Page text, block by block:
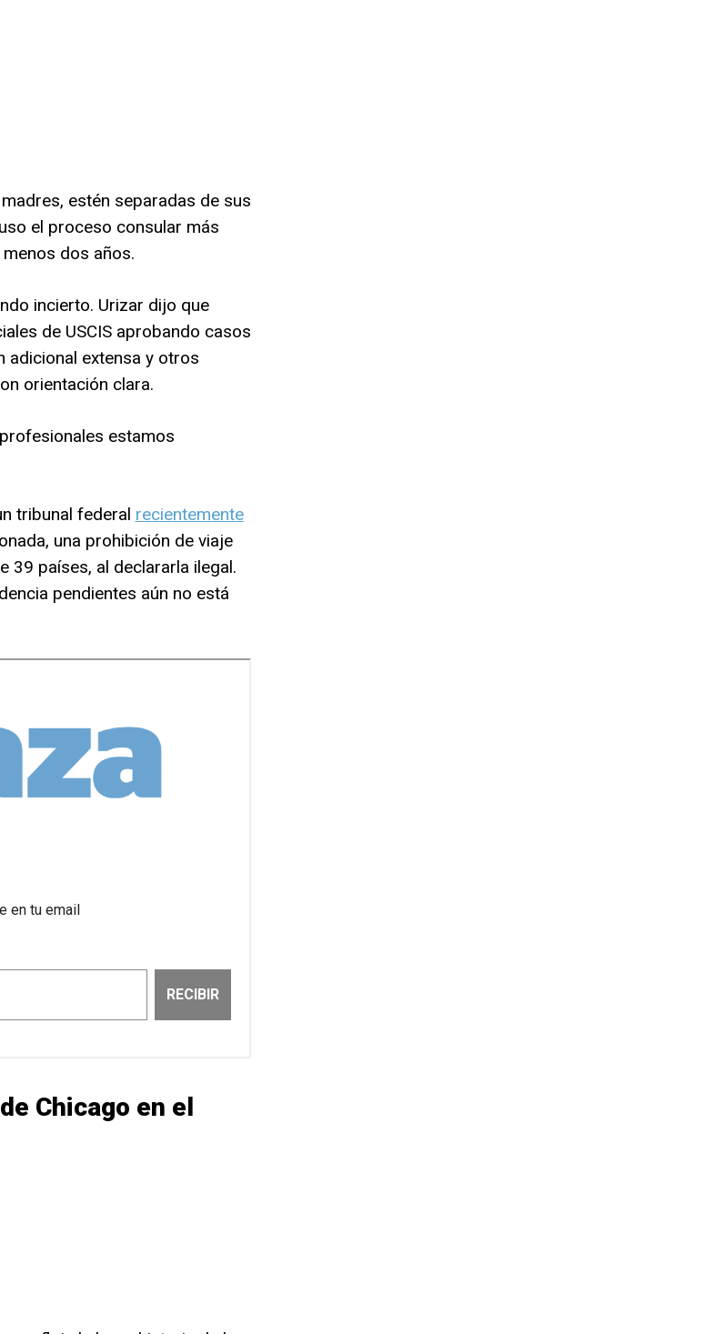
estén separadas de sus
el proceso consular más
dos años.
incierto. Urizar dijo que
de USCIS aprobando casos
adicional extensa y otros
orientación clara.
estamos
tribunal federal recientemente
una prohibición de viaje
39 países, al declararla ilegal.
pendientes aún no está
Chicago en el